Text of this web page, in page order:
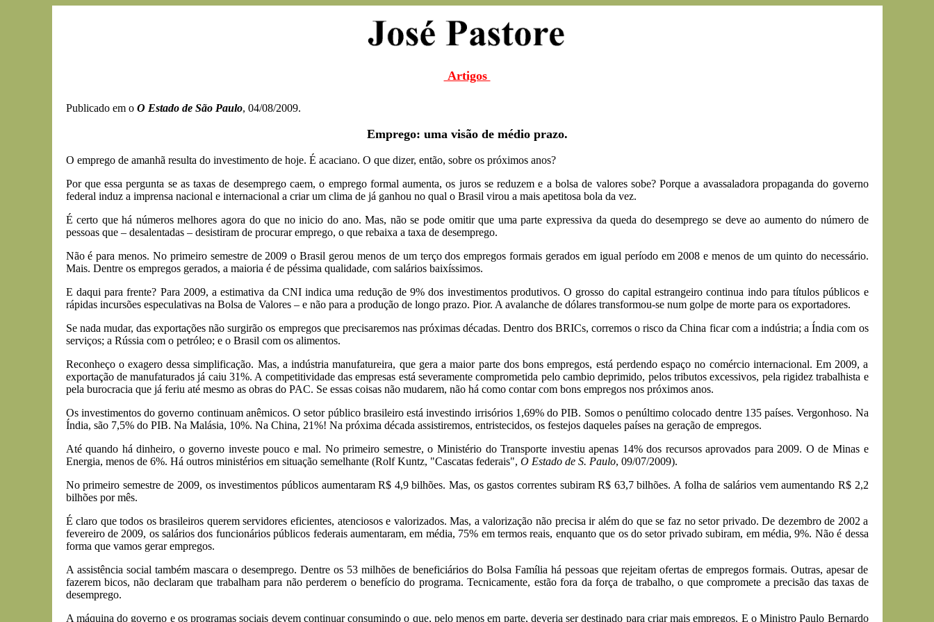
Artigos
Publicado em o O Estado de São Paulo, 04/08/2009.
Emprego: uma visão de médio prazo.
O emprego de amanhã resulta do investimento de hoje. É acaciano. O que dizer, então, sobre os próximos anos?
Por que essa pergunta se as taxas de desemprego caem, o emprego formal aumenta, os juros se reduzem e a bolsa de valores sobe? Porque a avassaladora propaganda do governo
federal induz a imprensa nacional e internacional a criar um clima de já ganhou no qual o Brasil virou a mais apetitosa bola da vez.
É certo que há números melhores agora do que no inicio do ano. Mas, não se pode omitir que uma parte expressiva da queda do desemprego se deve ao aumento do número de
pessoas que – desalentadas – desistiram de procurar emprego, o que rebaixa a taxa de desemprego.
Não é para menos. No primeiro semestre de 2009 o Brasil gerou menos de um terço dos empregos formais gerados em igual período em 2008 e menos de um quinto do necessário.
Mais. Dentre os empregos gerados, a maioria é de péssima qualidade, com salários baixíssimos.
E daqui para frente? Para 2009, a estimativa da CNI indica uma redução de 9% dos investimentos produtivos. O grosso do capital estrangeiro continua indo para títulos públicos e
rápidas incursões especulativas na Bolsa de Valores – e não para a produção de longo prazo. Pior. A avalanche de dólares transformou-se num golpe de morte para os exportadores.
Se nada mudar, das exportações não surgirão os empregos que precisaremos nas próximas décadas. Dentro dos BRICs, corremos o risco da China ficar com a indústria; a Índia com os
serviços; a Rússia com o petróleo; e o Brasil com os alimentos.
Reconheço o exagero dessa simplificação. Mas, a indústria manufatureira, que gera a maior parte dos bons empregos, está perdendo espaço no comércio internacional. Em 2009, a
exportação de manufaturados já caiu 31%. A competitividade das empresas está severamente comprometida pelo cambio deprimido, pelos tributos excessivos, pela rigidez trabalhista e
pela burocracia que já feriu até mesmo as obras do PAC. Se essas coisas não mudarem, não há como contar com bons empregos nos próximos anos.
Os investimentos do governo continuam anêmicos. O setor público brasileiro está investindo irrisórios 1,69% do PIB. Somos o penúltimo colocado dentre 135 países. Vergonhoso. Na
Índia, são 7,5% do PIB. Na Malásia, 10%. Na China, 21%! Na próxima década assistiremos, entristecidos, os festejos daqueles países na geração de empregos.
Até quando há dinheiro, o governo investe pouco e mal. No primeiro semestre, o Ministério do Transporte investiu apenas 14% dos recursos aprovados para 2009. O de Minas e
Energia, menos de 6%. Há outros ministérios em situação semelhante (Rolf Kuntz, "Cascatas federais", O Estado de S. Paulo, 09/07/2009).
No primeiro semestre de 2009, os investimentos públicos aumentaram R$ 4,9 bilhões. Mas, os gastos correntes subiram R$ 63,7 bilhões. A folha de salários vem aumentando R$ 2,2
bilhões por mês.
É claro que todos os brasileiros querem servidores eficientes, atenciosos e valorizados. Mas, a valorização não precisa ir além do que se faz no setor privado. De dezembro de 2002 a
fevereiro de 2009, os salários dos funcionários públicos federais aumentaram, em média, 75% em termos reais, enquanto que os do setor privado subiram, em média, 9%. Não é dessa
forma que vamos gerar empregos.
A assistência social também mascara o desemprego. Dentre os 53 milhões de beneficiários do Bolsa Família há pessoas que rejeitam ofertas de empregos formais. Outras, apesar de
fazerem bicos, não declaram que trabalham para não perderem o benefício do programa. Tecnicamente, estão fora da força de trabalho, o que compromete a precisão das taxas de
desemprego.
A máquina do governo e os programas sociais devem continuar consumindo o que, pelo menos em parte, deveria ser destinado para criar mais empregos. E o Ministro Paulo Bernardo